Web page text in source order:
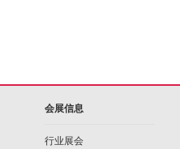
会展信息
行业展会